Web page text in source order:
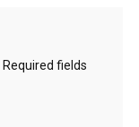
Required fields